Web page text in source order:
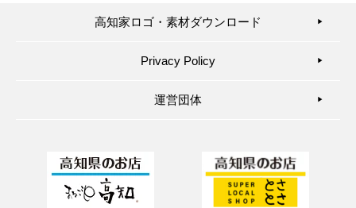
高知家ロゴ・素材ダウンロード ▶︎
Privacy Policy ▶︎
運営団体 ▶︎